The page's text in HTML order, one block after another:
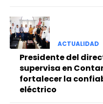
ACTUALIDAD
Presidente del
supervisa en
fortalecer la
eléctrico